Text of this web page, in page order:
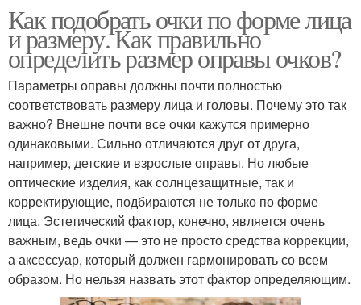
Как подобрать очки по форме лица
и размеру. Как правильно
определить размер оправы очков?
Параметры оправы должны почти полностью
соответствовать размеру лица и головы. Почему это так
важно? Внешне почти все очки кажутся примерно
одинаковыми. Сильно отличаются друг от друга,
например, детские и взрослые оправы. Но любые
оптические изделия, как солнцезащитные, так и
корректирующие, подбираются не только по форме
лица. Эстетический фактор, конечно, является очень
важным, ведь очки — это не просто средства коррекции,
а аксессуар, который должен гармонировать со всем
образом. Но нельзя назвать этот фактор определяющим.